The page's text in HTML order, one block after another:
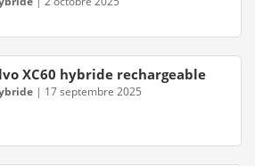
XC60 hybride rechargeable
| 17 septembre 2025